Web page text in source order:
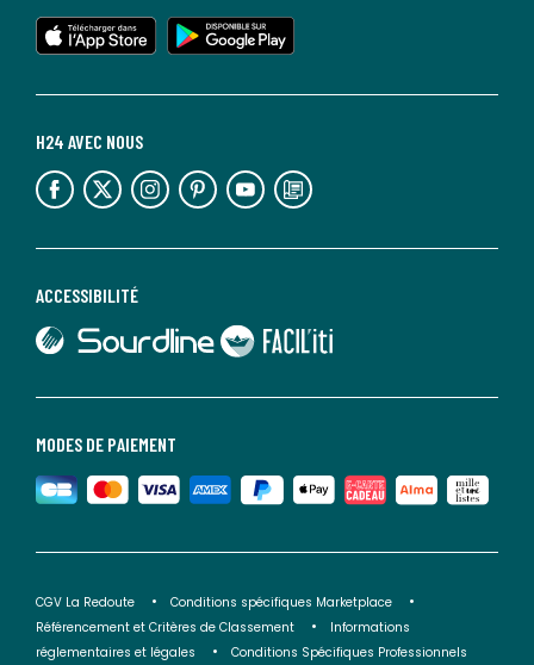
MODES DE PAIEMENT
ACCESSIBILITÉ
lien vers Sourdline
lien vers Faciliti
H24 AVEC NOUS
lien vers l'espace réseaux sociaux lien vers l'espace réseaux sociaux lien vers l'espace réseaux sociaux lien vers l'espace réseaux sociaux lien vers l'espace réseaux sociaux lien vers le blog la redoute
lien vers l'app store
lien vers google play
CGV La Redoute
Conditions spécifiques Marketplace
Référencement et Critères de Classement
Informations
réglementaires et légales
Conditions Spécifiques Professionnels